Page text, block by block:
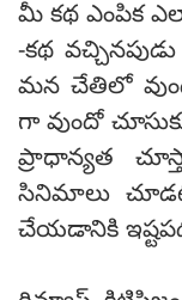
మీ కథ ఎంపిక
-కథ
మన చేతిలో
గా వుందో
ప్రాధాన్యత
సినిమాలు
చేయడానికి